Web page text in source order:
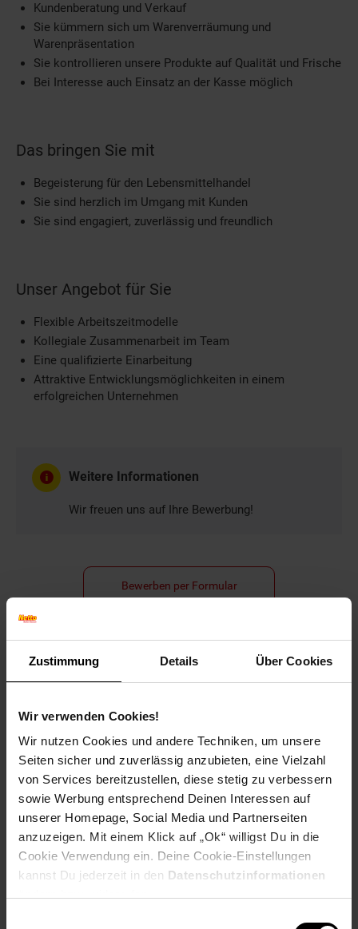
Zustimmung Details Über Cookies
Wir verwenden Cookies!
Wir nutzen Cookies und andere Techniken, um unsere
Seiten sicher und zuverlässig anzubieten, eine Vielzahl
von Services bereitzustellen, diese stetig zu verbessern
sowie Werbung entsprechend Deinen Interessen auf
unserer Homepage, Social Media und Partnerseiten
anzuzeigen. Mit einem Klick auf „Ok“ willigst Du in die
Cookie Verwendung ein. Deine Cookie-Einstellungen
kannst Du jederzeit in den Datenschutzinformationen
Kundenberatung und Verkauf
Sie kümmern sich um Warenverräumung und
Warenpräsentation
Sie kontrollieren unsere Produkte auf Qualität und Frische
Bei Interesse auch Einsatz an der Kasse möglich
Das bringen Sie mit
Begeisterung für den Lebensmittelhandel
Sie sind herzlich im Umgang mit Kunden
Sie sind engagiert, zuverlässig und freundlich
Unser Angebot für Sie
Flexible Arbeitszeitmodelle
Kollegiale Zusammenarbeit im Team
Eine qualifizierte Einarbeitung
Attraktive Entwicklungsmöglichkeiten in einem
erfolgreichen Unternehmen
Weitere Informationen
Wir freuen uns auf Ihre Bewerbung!
Bewerben per Formular
Hinweis: Aus Gründen der leichteren Lesbarkeit verwenden
wir im Textverlauf die männliche Form der Anrede.
Selbstverständlich sind bei Netto Menschen jeder
Geschlechtsidentität willkommen.
Fußzeile
Weitere Online-Angebote